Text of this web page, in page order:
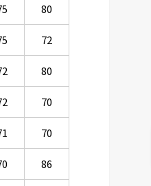
80
72
80
70
70
86